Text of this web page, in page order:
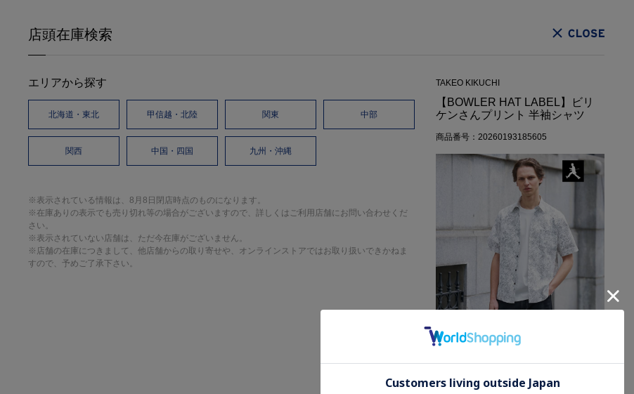
店頭在庫検索
エリアから探す
北海道・東北 甲信越・北陸 関東 中部
関西 中国・四国 九州・沖縄
※表示されている情報は、8月8日閉店時点のものになります。
※在庫ありの表示でも売り切れ等の場合がございますので、詳しくはご利用店舗にお問い合わせくだ
さい。
※表示されていない店舗は、ただ今在庫がございません。
※店舗の在庫につきまして、他店舗からの取り寄せや、オンラインストアではお取り扱いできかねま
すので、予めご了承下さい。
TAKEO KIKUCHI
【BOWLER HAT LABEL】ビリ
ケンさんプリント 半袖シャツ
商品番号：20260193185605